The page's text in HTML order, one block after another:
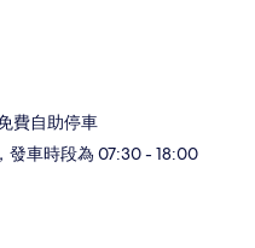
費自助停車
發車時段為 07:30 - 18:00